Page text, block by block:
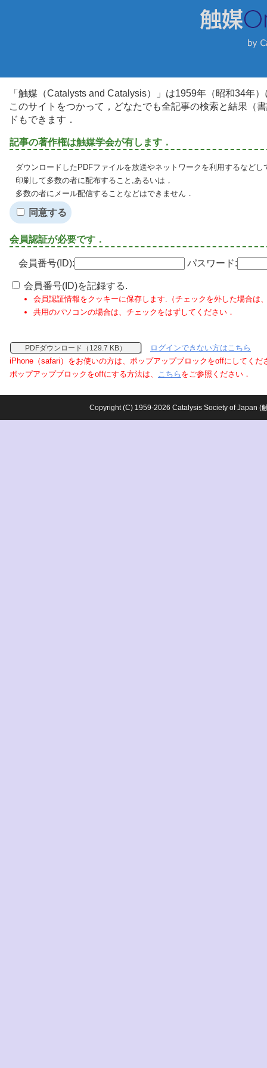
「触媒（Catalysts and Catalysis）」は1959年（昭和34年
このサイトをつかって，どなたでも全記事の検索と結果（
ドもできます．
記事の著作権は触媒学会が有します．
ダウンロードしたPDFファイルを放送やネットワークを利用するなど
印刷して多数の者に配布すること,あるいは，
多数の者にメール配信することなどはできません．
同意する
会員認証が必要です．
会員番号(ID): パスワード:
会員番号(ID)を記録する.
会員認証情報をクッキーに保存します.（チェックを外した場合は
共用のパソコンの場合は、チェックをはずしてください．
PDFダウンロード（129.7 KB）
ログインできない方はこちら
iPhone（safari）をお使いの方は、ポップアップブロックをoffにしてくだ
ポップアップブロックをoffにする方法は、 こちら をご参照ください．
Copyright (C) 1959-2026 Catalysis Society of Japan (